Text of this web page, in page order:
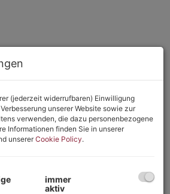
Baujahr ca. 2019, mit ca.107m²
Ebene Vorraum, ein großzügiges
(jederzeit widerrufbaren) Einwilligung
unserer Website sowie zur
verwenden, die dazu personenbezogene
Informationen finden Sie in unserer
unsererCookie Policy.
immer
aktiv